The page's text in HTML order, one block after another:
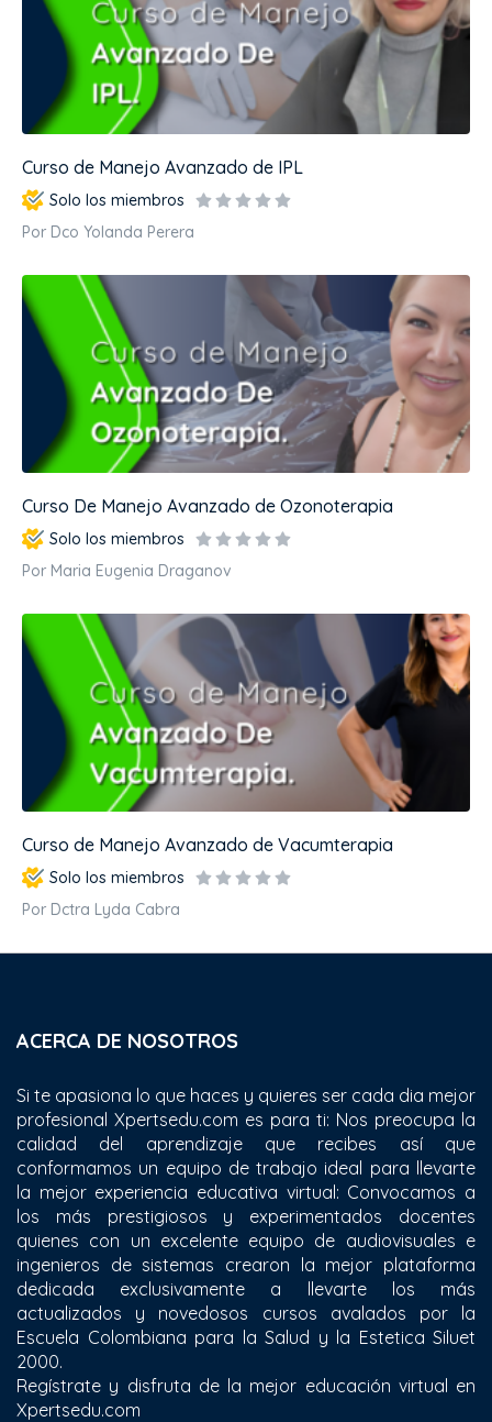
Curso de Manejo Avanzado de IPL
Solo los miembros
Por Dco Yolanda Perera
Curso De Manejo Avanzado de Ozonoterapia
Solo los miembros
Por Maria Eugenia Draganov
Curso de Manejo Avanzado de Vacumterapia
Solo los miembros
Por Dctra Lyda Cabra
ACERCA DE NOSOTROS
Si te apasiona lo que haces y quieres ser cada dia mejor
profesional Xpertsedu.com es para ti: Nos preocupa la
calidad del aprendizaje que recibes así que
conformamos un equipo de trabajo ideal para llevarte
la mejor experiencia educativa virtual: Convocamos a
los más prestigiosos y experimentados docentes
quienes con un excelente equipo de audiovisuales e
ingenieros de sistemas crearon la mejor plataforma
dedicada exclusivamente a llevarte los más
actualizados y novedosos cursos avalados por la
Escuela Colombiana para la Salud y la Estetica Siluet
2000.
Regístrate y disfruta de la mejor educación virtual en
Xpertsedu.com